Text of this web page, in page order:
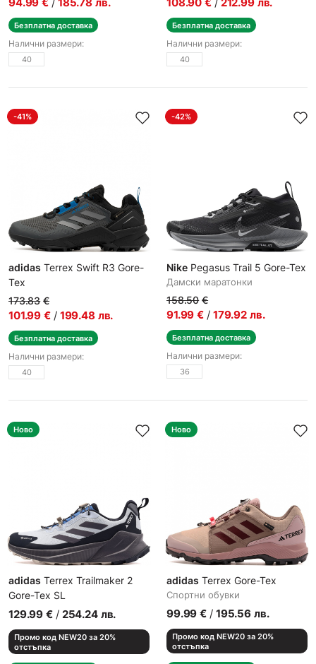
Безплатна доставка
Налични размери:
40
Безплатна доставка
Налични размери:
40
-41%
adidas Terrex Swift R3 Gore-
Tex
Мъжки спортни обувки
173.83 €
101.99 € / 199.48 лв.
Безплатна доставка
Налични размери:
40
-42%
Nike Pegasus Trail 5 Gore-Tex
Дамски маратонки
158.50 €
91.99 € / 179.92 лв.
Безплатна доставка
Налични размери:
36
Ново
adidas Terrex Trailmaker 2
Gore-Tex SL
Мъжки спортни обувки
129.99 € / 254.24 лв.
Промо код NEW20 за 20%
отстъпка
Ново
adidas Terrex Gore-Tex
Спортни обувки
99.99 € / 195.56 лв.
Промо код NEW20 за 20%
отстъпка